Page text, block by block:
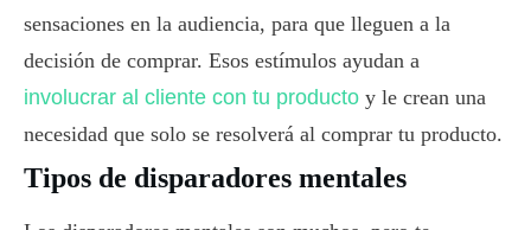
sensaciones en la audiencia, para que lleguen a la
decisión de comprar. Esos estímulos ayudan a
involucrar al cliente con tu producto y le crean una
necesidad que solo se resolverá al comprar tu producto.
Tipos de disparadores mentales